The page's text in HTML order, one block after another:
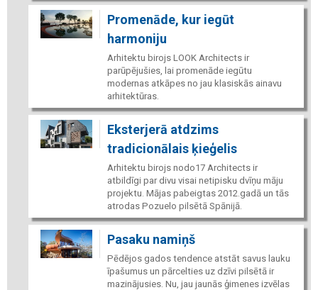
Promenāde, kur iegūt
harmoniju
Arhitektu birojs LOOK Architects ir
parūpējušies, lai promenāde iegūtu
modernas atkāpes no jau klasiskās ainavu
arhitektūras.
Eksterjerā atdzims
tradicionālais ķieģelis
Arhitektu birojs nodo17 Architects ir
atbildīgi par divu visai netipisku dvīņu māju
projektu. Mājas pabeigtas 2012.gadā un tās
atrodas Pozuelo pilsētā Spānijā.
Pasaku namiņš
Pēdējos gados tendence atstāt savus lauku
īpašumus un pārcelties uz dzīvi pilsētā ir
mazinājusies. Nu, jau jaunās ģimenes izvēlas